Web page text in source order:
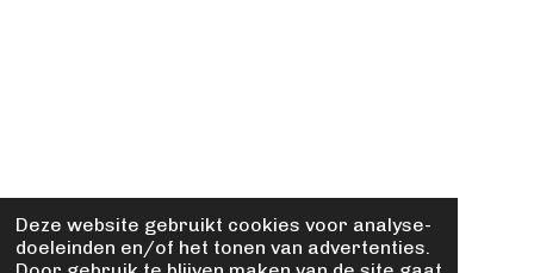
Deze website gebruikt cookies voor analyse-
doeleinden en/of het tonen van advertenties.